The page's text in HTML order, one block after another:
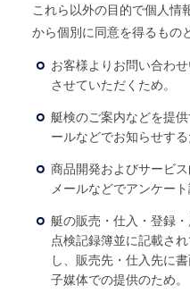
これら以外の目的で個人情
から個別に同意を得るもの
お客様よりお問い合わ
させていただくため。
艇検のご案内などを提
ールなどでお知らせする
商品開発およびサービ
メールなどでアンケー
艇の販売・仕入・登録
点検記録簿並に記載さ
し、販売先・仕入先に
子媒体での提供のため。